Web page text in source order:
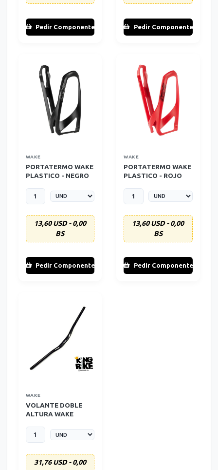
Pedir Componente Pedir Componente
WAKE
PORTATERMO WAKE
PLASTICO - NEGRO
13,60 USD - 0,00
BS
Pedir Componente
WAKE
PORTATERMO WAKE
PLASTICO - ROJO
13,60 USD - 0,00
BS
Pedir Componente
WAKE
VOLANTE DOBLE
ALTURA WAKE
780MM
31,76 USD - 0,00